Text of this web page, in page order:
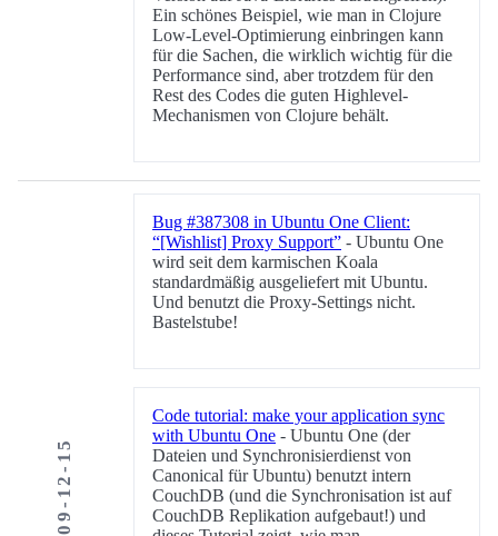
Ein schönes Beispiel, wie man in Clojure
Low-Level-Optimierung einbringen kann
für die Sachen, die wirklich wichtig für die
Performance sind, aber trotzdem für den
Rest des Codes die guten Highlevel-
Mechanismen von Clojure behält.
2009-12-15
Bug #387308 in Ubuntu One Client:
“[Wishlist] Proxy Support” - Ubuntu One
wird seit dem karmischen Koala
standardmäßig ausgeliefert mit Ubuntu.
Und benutzt die Proxy-Settings nicht.
Bastelstube!
Code tutorial: make your application sync
with Ubuntu One - Ubuntu One (der
Dateien und Synchronisierdienst von
Canonical für Ubuntu) benutzt intern
CouchDB (und die Synchronisation ist auf
CouchDB Replikation aufgebaut!) und